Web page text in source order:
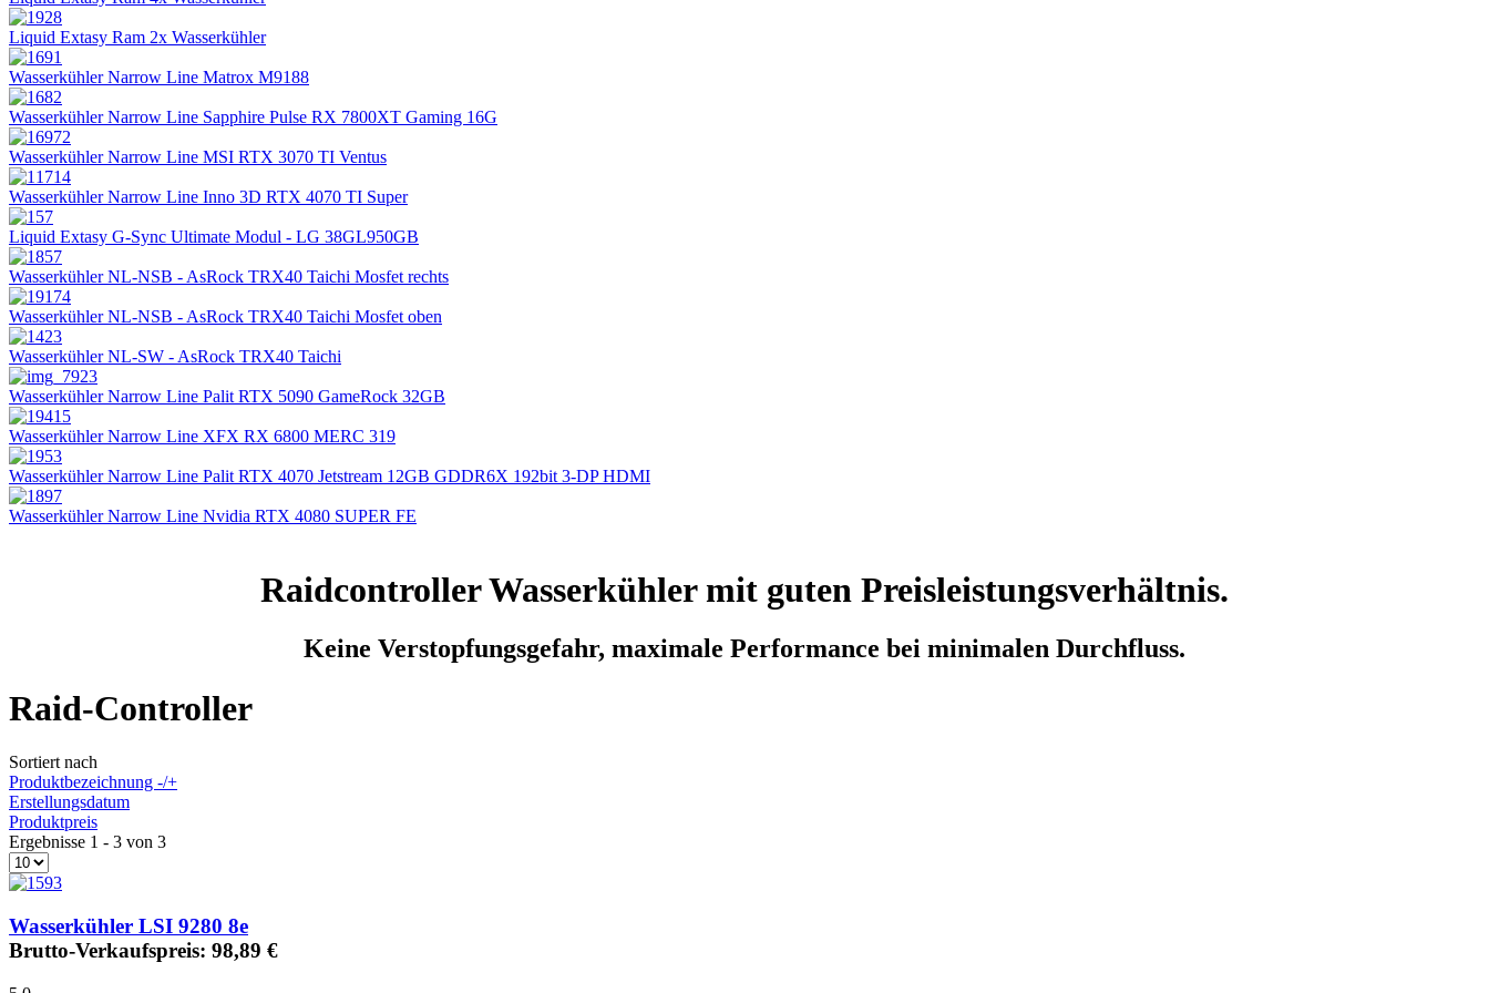
Liquid Extasy Ram 2x Wasserkühler
Wasserkühler Narrow Line Matrox M9188
Wasserkühler Narrow Line Sapphire Pulse RX 7800XT Gaming 16G
Wasserkühler Narrow Line MSI RTX 3070 TI Ventus
Wasserkühler Narrow Line Inno 3D RTX 4070 TI Super
Liquid Extasy G-Sync Ultimate Modul - LG 38GL950GB
Wasserkühler NL-NSB - AsRock TRX40 Taichi Mosfet rechts
Wasserkühler NL-NSB - AsRock TRX40 Taichi Mosfet oben
Wasserkühler NL-SW - AsRock TRX40 Taichi
Wasserkühler Narrow Line Palit RTX 5090 GameRock 32GB
Wasserkühler Narrow Line XFX RX 6800 MERC 319
Wasserkühler Narrow Line Palit RTX 4070 Jetstream 12GB GDDR6X 192bit 3-DP HDMI
Wasserkühler Narrow Line Nvidia RTX 4080 SUPER FE
Raidcontroller Wasserkühler mit guten Preisleistungsverhältnis.
Keine Verstopfungsgefahr, maximale Performance bei minimalen Durchfluss.
Raid-Controller
Sortiert nach
Produktbezeichnung -/+
Erstellungsdatum
Produktpreis
Ergebnisse 1 - 3 von 3
Wasserkühler LSI 9280 8e
Brutto-Verkaufspreis: 98,89 €